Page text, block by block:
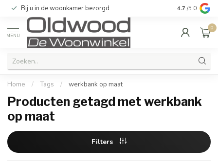
Bij u in de woonkamer bezorgd Kwaliteit &
4.7 /5.0
MENU
0
Home / Tags / werkbank op maat
Producten getagd met werkbank
op maat
Filters